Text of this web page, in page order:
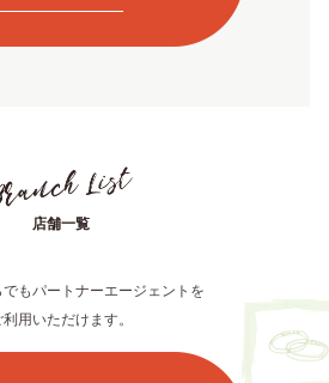
店舗一覧
もパートナーエージェントを
利用いただけます。